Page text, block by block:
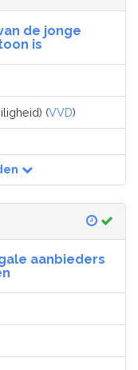
de jonge
is
(VVD)
aanbieders